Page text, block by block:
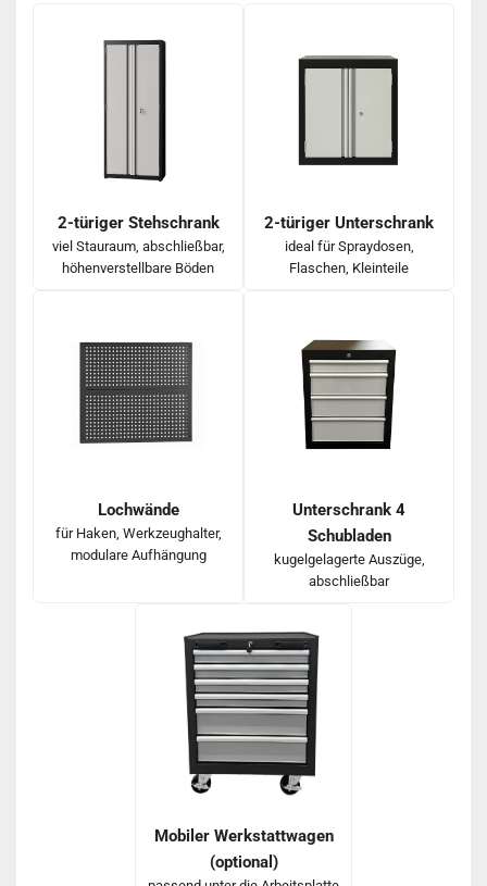
2-türiger Stehschrank
viel Stauraum, abschließbar,
höhenverstellbare Böden
2-türiger Unterschrank
ideal für Spraydosen,
Flaschen, Kleinteile
Lochwände
für Haken, Werkzeughalter,
modulare Aufhängung
Unterschrank 4
Schubladen
kugelgelagerte Auszüge,
abschließbar
Mobiler Werkstattwagen
(optional)